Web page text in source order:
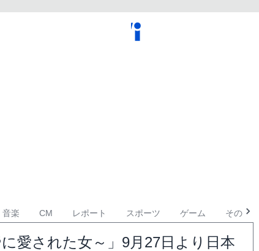
音楽 CM レポート スポーツ ゲーム その他
愛された女～」9月27日より日本